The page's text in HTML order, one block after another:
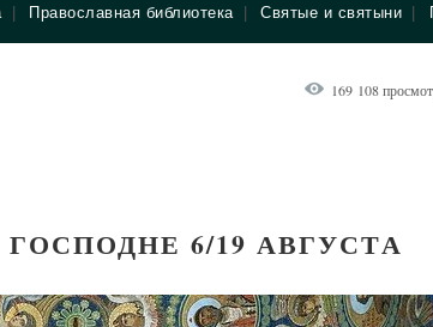
Православная библиотека Святые и святыни
169 108
6/19 АВГУСТА